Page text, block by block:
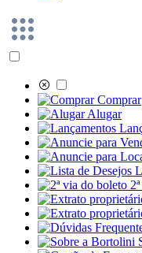
Comprar
Alugar